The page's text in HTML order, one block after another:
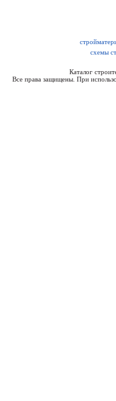
схемы
Каталог
Все права защищены. При